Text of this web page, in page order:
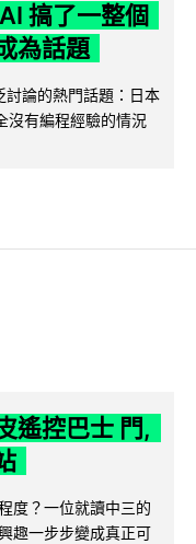
搞了一整個
為話題
討論的熱門話題：日本
沒有編程經驗的情況
遙控巴士 門,
度？一位就讀中三的
趣一步步變成真正可